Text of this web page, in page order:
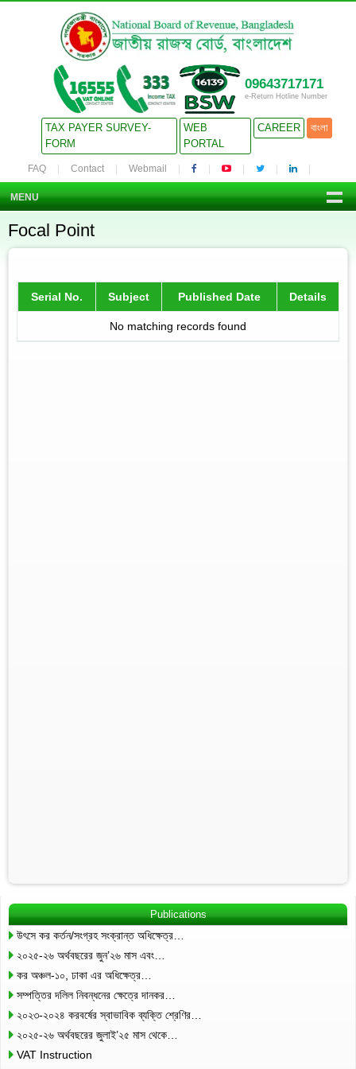
09643717171
e-Return Hotline Number
TAX PAYER SURVEY-
FORM
WEB
PORTAL
CAREER বাংলা
FAQ Contact Webmail
MENU
Focal Point
Serial No. Subject Published Date Details
No matching records found
Publications
উৎসে কর কর্তন/সংগ্রহ সংক্রান্ত অধিক্ষেত্র…
২০২৫-২৬ অর্থবছরের জুন’২৬ মাস এবং…
কর অঞ্চল-১০, ঢাকা এর অধিক্ষেত্র…
সম্পত্তির দলিল নিবন্ধনের ক্ষেত্রে দানকর…
২০২৩-২০২৪ করবর্ষের স্বাভাবিক ব্যক্তি শ্রেণির…
২০২৫-২৬ অর্থবছরের জুলাই’২৫ মাস থেকে…
VAT Instruction